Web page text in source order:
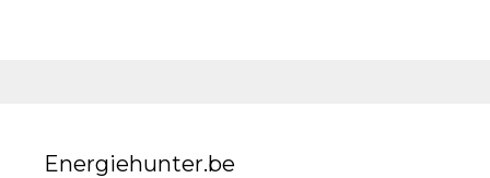
Energiehunter.be